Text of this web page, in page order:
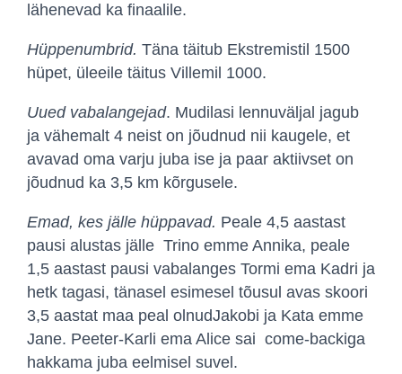
lähenevad ka finaalile.
Hüppenumbrid. Täna täitub Ekstremistil 1500
hüpet, üleeile täitus Villemil 1000.
Uued vabalangejad. Mudilasi lennuväljal jagub
ja vähemalt 4 neist on jõudnud nii kaugele, et
avavad oma varju juba ise ja paar aktiivset on
jõudnud ka 3,5 km kõrgusele.
Emad, kes jälle hüppavad. Peale 4,5 aastast
pausi alustas jälle Trino emme Annika, peale
1,5 aastast pausi vabalanges Tormi ema Kadri ja
hetk tagasi, tänasel esimesel tõusul avas skoori
3,5 aastat maa peal olnudJakobi ja Kata emme
Jane. Peeter-Karli ema Alice sai come-backiga
hakkama juba eelmisel suvel.